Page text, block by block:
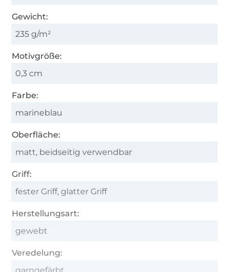
Gewicht:
235 g/m²
Motivgröße:
0,3 cm
Farbe:
marineblau
Oberfläche:
matt, beidseitig verwendbar
Griff:
fester Griff, glatter Griff
Herstellungsart:
gewebt
Veredelung: